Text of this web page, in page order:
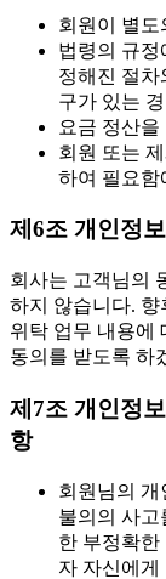
회원이 별도
법령의 규정
정해진 절차
구가 있는
요금 정산
회원 또는
하여 필요함
제6조 개인정
회사는 고객님의
하지 않습니다.
위탁 업무 내용에
동의를 받도록 하
제7조 개인정
항
회원님의 개
불의의 사고
한 부정확한
자 자신에게